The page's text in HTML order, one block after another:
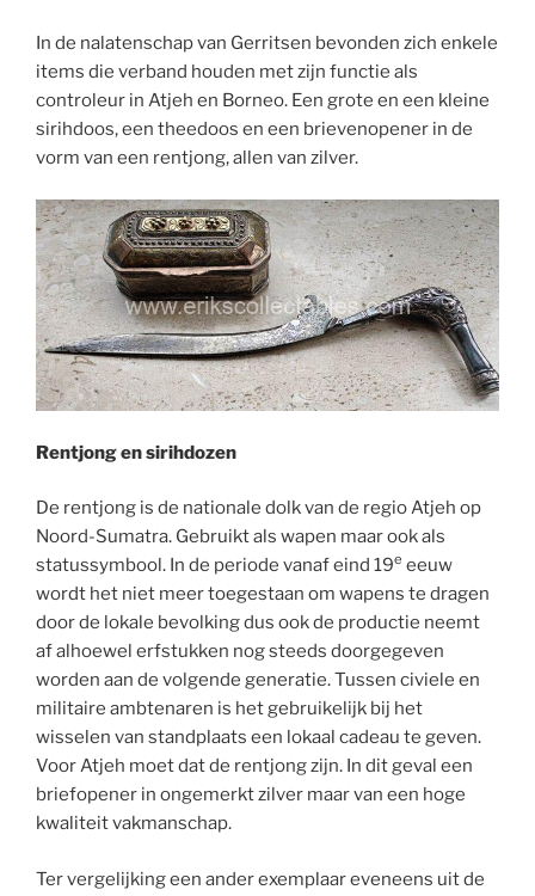
In de nalatenschap van Gerritsen bevonden zich enkele
items die verband houden met zijn functie als
controleur in Atjeh en Borneo. Een grote en een kleine
sirihdoos, een theedoos en een brievenopener in de
vorm van een rentjong, allen van zilver.
Rentjong en sirihdozen
De rentjong is de nationale dolk van de regio Atjeh op
Noord-Sumatra. Gebruikt als wapen maar ook als
statussymbool. In de periode vanaf eind 19e eeuw
wordt het niet meer toegestaan om wapens te dragen
door de lokale bevolking dus ook de productie neemt
af alhoewel erfstukken nog steeds doorgegeven
worden aan de volgende generatie. Tussen civiele en
militaire ambtenaren is het gebruikelijk bij het
wisselen van standplaats een lokaal cadeau te geven.
Voor Atjeh moet dat de rentjong zijn. In dit geval een
briefopener in ongemerkt zilver maar van een hoge
kwaliteit vakmanschap.
Ter vergelijking een ander exemplaar eveneens uit de